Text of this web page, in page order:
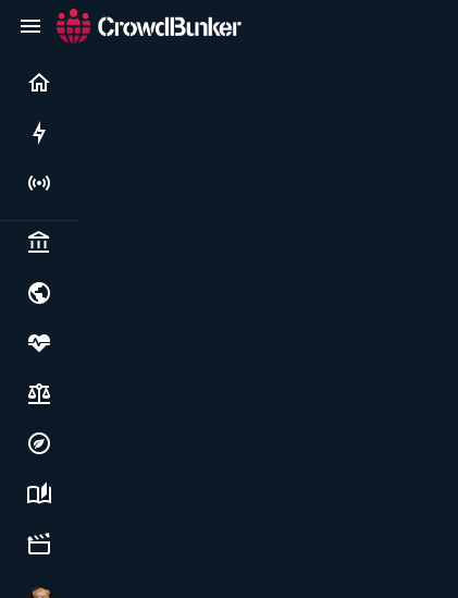
Live
Politics & institutions
Society, justice & freedoms
Economy, environment & technology
Science, history & spirituality
Culture, media & entertainment